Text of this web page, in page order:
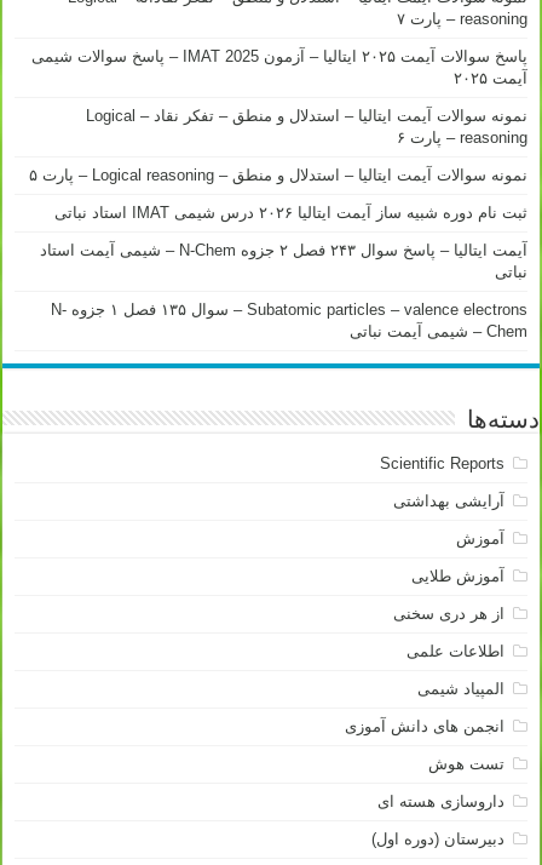
reasoning – پارت ۷
پاسخ سوالات آیمت ۲۰۲۵ ایتالیا – آزمون IMAT 2025 – پاسخ سوالات شیمی
آیمت ۲۰۲۵
نمونه سوالات آیمت ایتالیا – استدلال و منطق – تفکر نقاد – Logical
reasoning – پارت ۶
نمونه سوالات آیمت ایتالیا – استدلال و منطق – Logical reasoning – پارت ۵
ثبت نام دوره شبیه ساز آیمت ایتالیا ۲۰۲۶ درس شیمی IMAT استاد نباتی
آیمت ایتالیا – پاسخ سوال ۲۴۳ فصل ۲ جزوه N-Chem – شیمی آیمت استاد
نباتی
Subatomic particles – valence electrons – سوال ۱۳۵ فصل ۱ جزوه N-
Chem – شیمی آیمت نباتی
دسته‌ها
Scientific Reports
آرایشی بهداشتی
آموزش
آموزش طلایی
از هر دری سخنی
اطلاعات علمی
المپیاد شیمی
انجمن های دانش آموزی
تست هوش
داروسازی هسته ای
دبیرستان (دوره اول)